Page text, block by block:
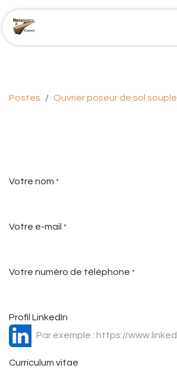
Se rendre au contenu
Postes Ouvrier poseur de sol souple
Votre nom *
Votre e-mail *
Votre numéro de téléphone *
Profil LinkedIn
Curriculum vitae